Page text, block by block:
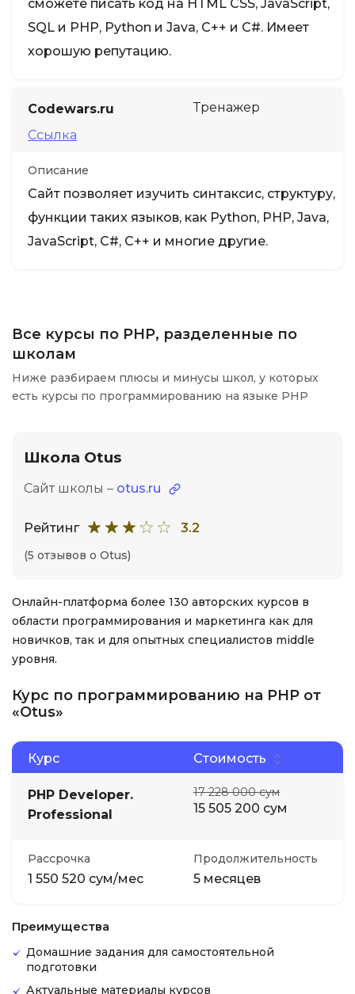
сможете писать код на HTML CSS, JavaScript,
SQL и PHP, Python и Java, C++ и C#. Имеет
хорошую репутацию.
Codewars.ru
Ссылка
Тренажер
Описание
Сайт позволяет изучить синтаксис, структуру,
функции таких языков, как Python, PHP, Java,
JavaScript, C#, C++ и многие другие.
Все курсы по PHP, разделенные по
школам
Ниже разбираем плюсы и минусы школ, у которых
есть курсы по программированию на языке PHP
Школа Otus
Сайт школы – otus.ru
Рейтинг 3.2
(5 отзывов о Otus)
Онлайн-платформа более 130 авторских курсов в
области программирования и маркетинга как для
новичков, так и для опытных специалистов middle
уровня.
Курс по программированию на PHP от
«Otus»
Курс Стоимость
PHP Developer.
Professional
17 228 000 сум
15 505 200 сум
Рассрочка
1 550 520 сум/мес
Продолжительность
5 месяцев
Преимущества
Домашние задания для самостоятельной
подготовки
Актуальные материалы курсов